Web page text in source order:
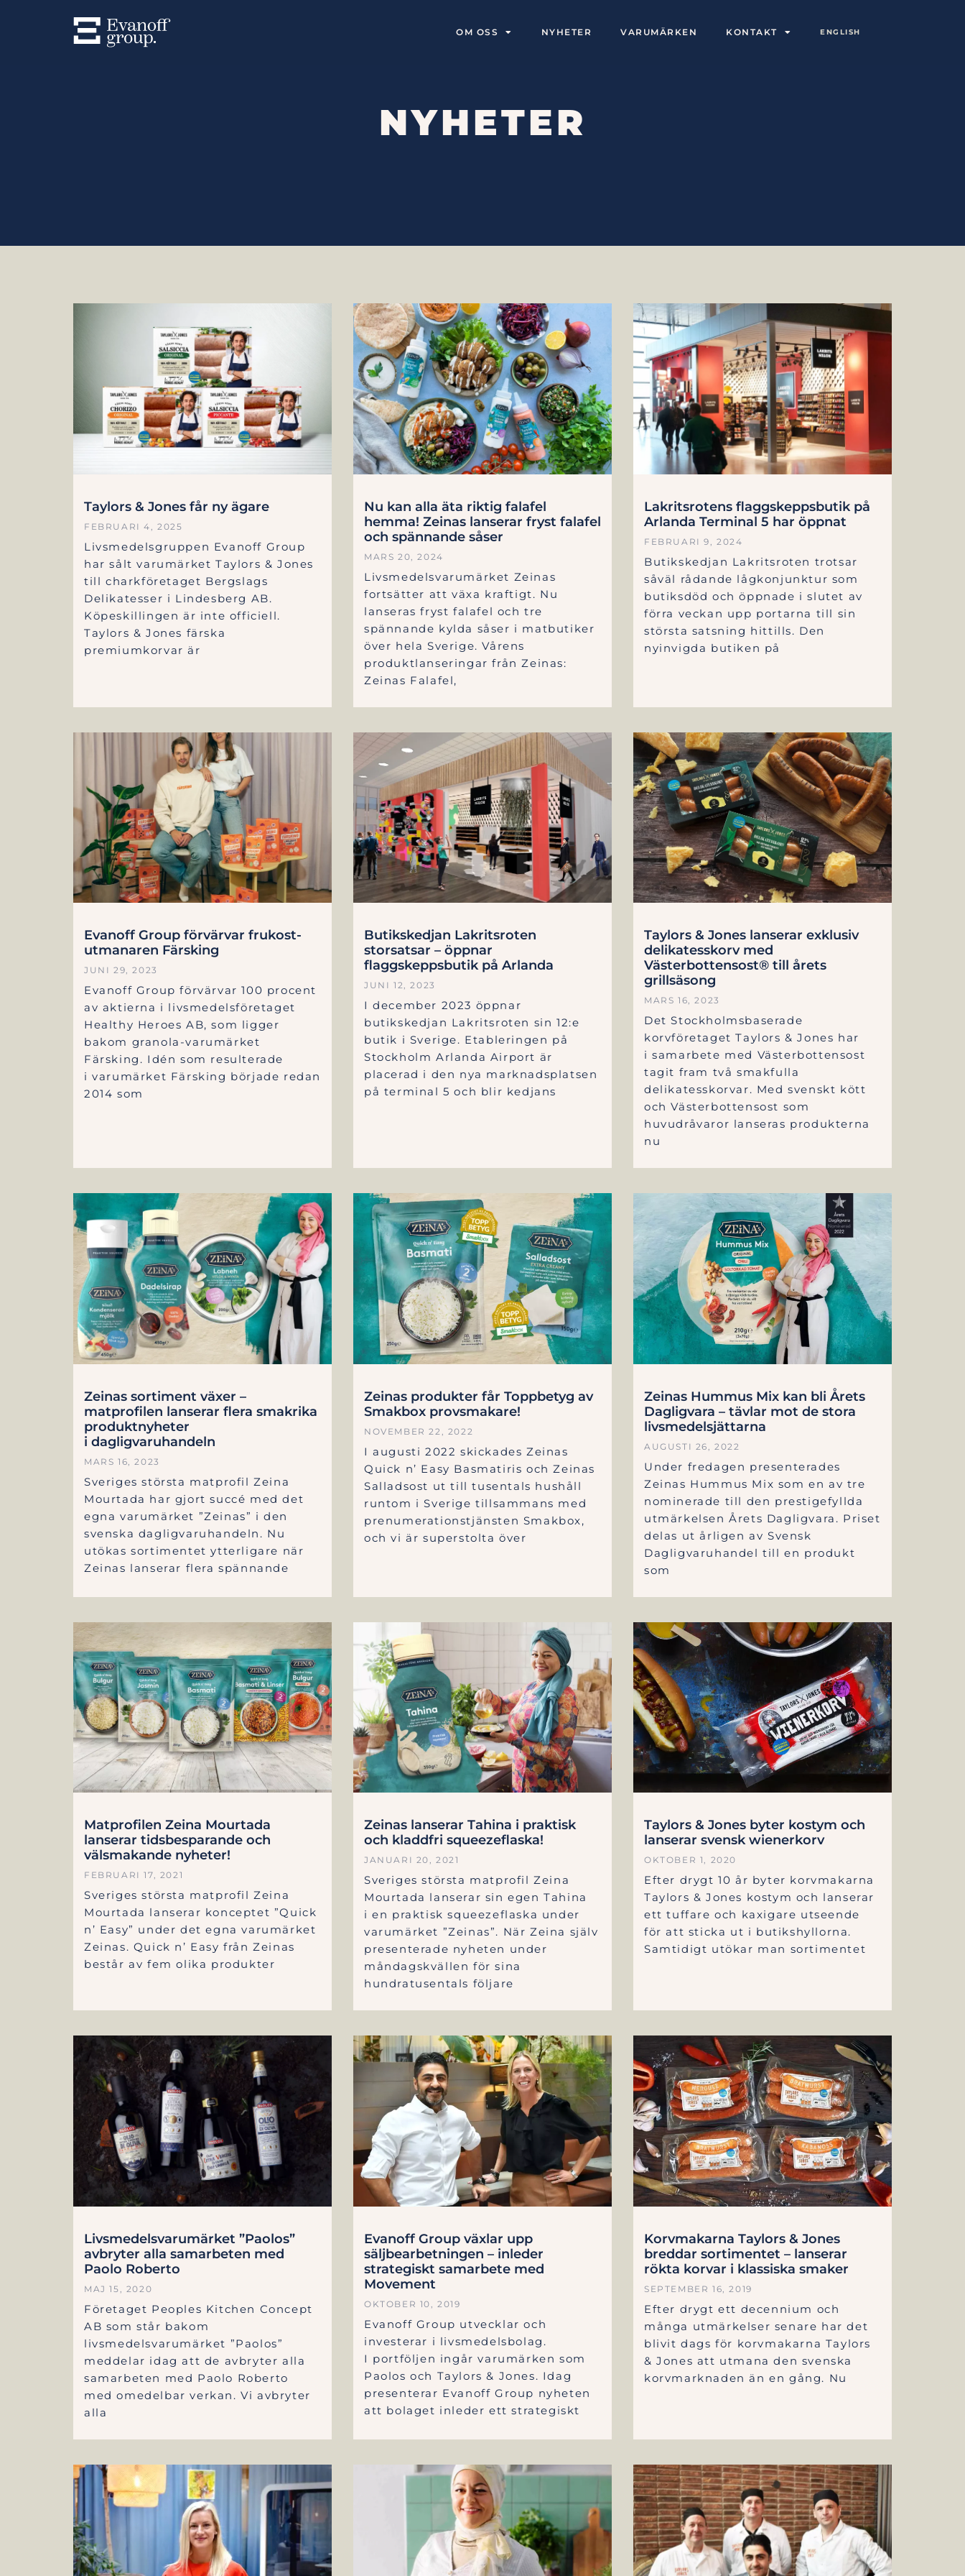
OM OSS NYHETER VARUMÄRKEN KONTAKT ENGLISH
NYHETER
Taylors & Jones får ny ägare
FEBRUARI 4, 2025
Livsmedelsgruppen Evanoff Group
har sålt varumärket Taylors & Jones
till charkföretaget Bergslags
Delikatesser i Lindesberg AB.
Köpeskillingen är inte officiell.
Taylors & Jones färska
premiumkorvar är
Nu kan alla äta riktig falafel
hemma! Zeinas lanserar fryst falafel
och spännande såser
MARS 20, 2024
Livsmedelsvarumärket Zeinas
fortsätter att växa kraftigt. Nu
lanseras fryst falafel och tre
spännande kylda såser i matbutiker
över hela Sverige. Vårens
produktlanseringar från Zeinas:
Zeinas Falafel,
Lakritsrotens flaggskeppsbutik på
Arlanda Terminal 5 har öppnat
FEBRUARI 9, 2024
Butikskedjan Lakritsroten trotsar
såväl rådande lågkonjunktur som
butiksdöd och öppnade i slutet av
förra veckan upp portarna till sin
största satsning hittills. Den
nyinvigda butiken på
Evanoff Group förvärvar frukost-
utmanaren Färsking
JUNI 29, 2023
Evanoff Group förvärvar 100 procent
av aktierna i livsmedelsföretaget
Healthy Heroes AB, som ligger
bakom granola-varumärket
Färsking. Idén som resulterade
i varumärket Färsking började redan
2014 som
Butikskedjan Lakritsroten
storsatsar – öppnar
flaggskeppsbutik på Arlanda
JUNI 12, 2023
I december 2023 öppnar
butikskedjan Lakritsroten sin 12:e
butik i Sverige. Etableringen på
Stockholm Arlanda Airport är
placerad i den nya marknadsplatsen
på terminal 5 och blir kedjans
Taylors & Jones lanserar exklusiv
delikatesskorv med
Västerbottensost® till årets
grillsäsong
MARS 16, 2023
Det Stockholmsbaserade
korvföretaget Taylors & Jones har
i samarbete med Västerbottensost
tagit fram två smakfulla
delikatesskorvar. Med svenskt kött
och Västerbottensost som
huvudråvaror lanseras produkterna
nu
Zeinas sortiment växer –
matprofilen lanserar flera smakrika
produktnyheter
i dagligvaruhandeln
MARS 16, 2023
Sveriges största matprofil Zeina
Mourtada har gjort succé med det
egna varumärket ”Zeinas” i den
svenska dagligvaruhandeln. Nu
utökas sortimentet ytterligare när
Zeinas lanserar flera spännande
Zeinas produkter får Toppbetyg av
Smakbox provsmakare!
NOVEMBER 22, 2022
I augusti 2022 skickades Zeinas
Quick n’ Easy Basmatiris och Zeinas
Salladsost ut till tusentals hushåll
runtom i Sverige tillsammans med
prenumerationstjänsten Smakbox,
och vi är superstolta över
Zeinas Hummus Mix kan bli Årets
Dagligvara – tävlar mot de stora
livsmedelsjättarna
AUGUSTI 26, 2022
Under fredagen presenterades
Zeinas Hummus Mix som en av tre
nominerade till den prestigefyllda
utmärkelsen Årets Dagligvara. Priset
delas ut årligen av Svensk
Dagligvaruhandel till en produkt
som
Matprofilen Zeina Mourtada
lanserar tidsbesparande och
välsmakande nyheter!
FEBRUARI 17, 2021
Sveriges största matprofil Zeina
Mourtada lanserar konceptet ”Quick
n’ Easy” under det egna varumärket
Zeinas. Quick n’ Easy från Zeinas
består av fem olika produkter
Zeinas lanserar Tahina i praktisk
och kladdfri squeezeflaska!
JANUARI 20, 2021
Sveriges största matprofil Zeina
Mourtada lanserar sin egen Tahina
i en praktisk squeezeflaska under
varumärket ”Zeinas”. När Zeina själv
presenterade nyheten under
måndagskvällen för sina
hundratusentals följare
Taylors & Jones byter kostym och
lanserar svensk wienerkorv
OKTOBER 1, 2020
Efter drygt 10 år byter korvmakarna
Taylors & Jones kostym och lanserar
ett tuffare och kaxigare utseende
för att sticka ut i butikshyllorna.
Samtidigt utökar man sortimentet
Livsmedelsvarumärket ”Paolos”
avbryter alla samarbeten med
Paolo Roberto
MAJ 15, 2020
Företaget Peoples Kitchen Concept
AB som står bakom
livsmedelsvarumärket ”Paolos”
meddelar idag att de avbryter alla
samarbeten med Paolo Roberto
med omedelbar verkan. Vi avbryter
alla
Evanoff Group växlar upp
säljbearbetningen – inleder
strategiskt samarbete med
Movement
OKTOBER 10, 2019
Evanoff Group utvecklar och
investerar i livsmedelsbolag.
I portföljen ingår varumärken som
Paolos och Taylors & Jones. Idag
presenterar Evanoff Group nyheten
att bolaget inleder ett strategiskt
Korvmakarna Taylors & Jones
breddar sortimentet – lanserar
rökta korvar i klassiska smaker
SEPTEMBER 16, 2019
Efter drygt ett decennium och
många utmärkelser senare har det
blivit dags för korvmakarna Taylors
& Jones att utmana den svenska
korvmarknaden än en gång. Nu